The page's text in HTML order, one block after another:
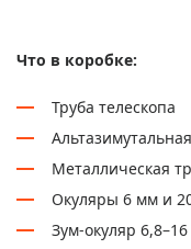
Что в коробке:
Труба телескопа
Металлическая
Окуляры 6 мм и
Зум-окуляр